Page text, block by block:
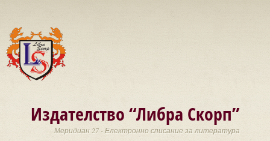
Издателство “Либра Скорп”
Меридиан 27 - Електронно списание за литература